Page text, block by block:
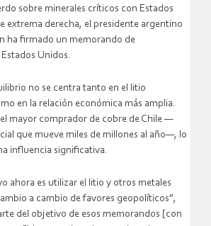
sobre minerales críticos con Estados
extrema derecha, el presidente argentino
ha firmado un memorando de
Unidos.
no se centra tanto en el litio
en la relación económica más amplia.
mayor comprador de cobre de Chile —
que mueve miles de millones al año—, lo
influencia significativa.
ahora es utilizar el litio y otros metales
a cambio de favores geopolíticos”,
del objetivo de esos memorandos [con